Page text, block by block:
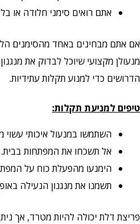
אתם רואים סימני חלודה או
אם אתם מבחינים באחד מהסימנים
מנעולן מקצועי שיוכל לבדוק את
הדרושים כדי למנוע תקלות עתידיות.
טיפים למניעת תקלות:
השתמשו במנעול איכותי עשוי
אל תשכחו את המפתחות בבית.
הימנעו מהפעלת כוח על
תשמנו את מנגנון הנעילה
פריצת דלת יכולה להיות מטרד, אך